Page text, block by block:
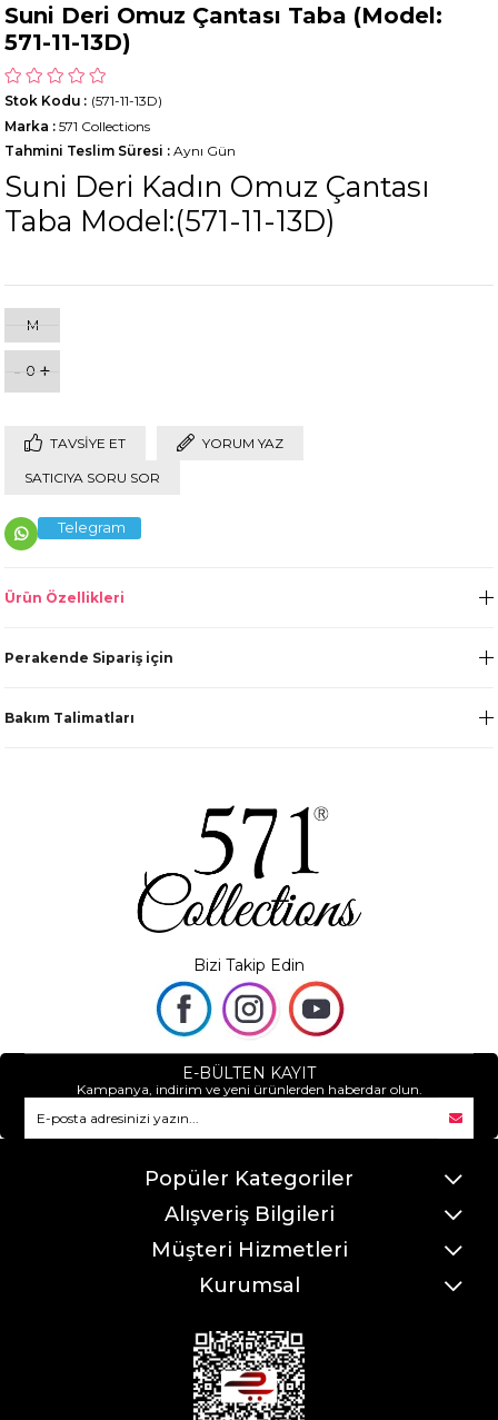
Suni Deri Omuz Çantası Taba (Model:
571-11-13D)
(571-11-13D)
Stok Kodu
Marka : 571 Collections
Tahmini Teslim Süresi : Aynı Gün
Suni Deri Kadın Omuz Çantası
Taba Model:(571-11-13D)
M
- 0 +
TAVSIYE ET YORUM YAZ
SATICIYA SORU SOR
Telegram
Ürün Özellikleri
Perakende Sipariş için
Bakım Talimatları
Bizi Takip Edin
E-BÜLTEN KAYIT
Kampanya, indirim ve yeni ürünlerden haberdar olun.
Popüler Kategoriler
Alışveriş Bilgileri
Müşteri Hizmetleri
Kurumsal